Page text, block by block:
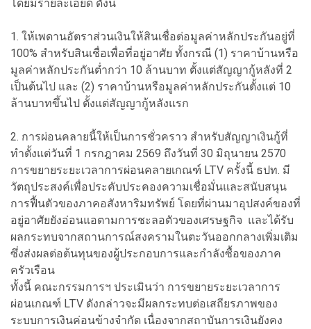
โดยมีรายละเอียด ดังนี้
1. ให้เพดานอัตราส่วนเงินให้สินเชื่อต่อมูลค่าหลักประกันอยู่ที่
100% สำหรับสินเชื่อเพื่อที่อยู่อาศัย ทั้งกรณี (1) ราคาบ้านหรือ
มูลค่าหลักประกันต่ำกว่า 10 ล้านบาท ตั้งแต่สัญญากู้หลังที่ 2
เป็นต้นไป และ (2) ราคาบ้านหรือมูลค่าหลักประกันตั้งแต่ 10
ล้านบาทขึ้นไป ตั้งแต่สัญญากู้หลังแรก
2. การผ่อนคลายนี้ให้เป็นการชั่วคราว สำหรับสัญญาเงินกู้ที่
ทำตั้งแต่วันที่ 1 กรกฎาคม 2569 ถึงวันที่ 30 มิถุนายน 2570
การขยายระยะเวลาการผ่อนคลายเกณฑ์ LTV ครั้งนี้ ธปท. มี
วัตถุประสงค์เพื่อประคับประคองความเชื่อมั่นและสนับสนุน
การฟื้นตัวของภาคอสังหาริมทรัพย์ โดยที่ผ่านมาอุปสงค์ของที่
อยู่อาศัยยังอ่อนแอตามการชะลอตัวของเศรษฐกิจ และได้รับ
ผลกระทบจากสถานการณ์สงครามในตะวันออกกลางเพิ่มเติม
ซึ่งส่งผลต่อต้นทุนของผู้ประกอบการและกำลังซื้อของภาค
ครัวเรือน
ทั้งนี้ คณะกรรมการฯ ประเมินว่า การขยายระยะเวลาการ
ผ่อนเกณฑ์ LTV ดังกล่าวจะมีผลกระทบต่อเสถียรภาพของ
ระบบการเงินค่อนข้างจำกัด เนื่องจากสถาบันการเงินยังคง